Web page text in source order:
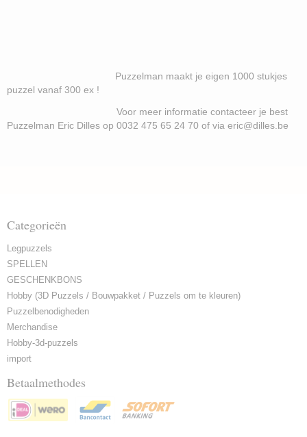
Puzzelman maakt je eigen 1000 stukjes
puzzel vanaf 300 ex !
Voor meer informatie contacteer je best
Puzzelman Eric Dilles op 0032 475 65 24 70 of via eric@dilles.be
Categorieën
Legpuzzels
SPELLEN
GESCHENKBONS
Hobby (3D Puzzels / Bouwpakket / Puzzels om te kleuren)
Puzzelbenodigheden
Merchandise
Hobby-3d-puzzels
import
Betaalmethodes